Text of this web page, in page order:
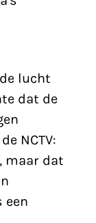
lucht
dat de
NCTV:
maar dat
een